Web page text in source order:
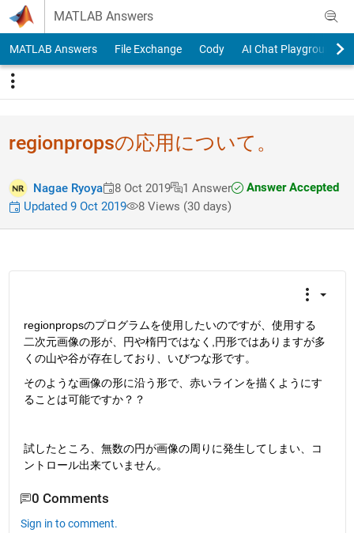
Skip to content
MATLAB Answers
MATLAB Answers File Exchange Cody AI Chat Playground
regionpropsの応用について。
Nagae Ryoya 8 Oct 2019 1 Answer
Answer Accepted
Updated 9 Oct 2019
8 Views (30 days)
regionpropsのプログラムを使用したいのですが、使用する
二次元画像の形が、円や楕円ではなく,円形ではありますが多
くの山や谷が存在しており、いびつな形です。
そのような画像の形に沿う形で、赤いラインを描くようにす
ることは可能ですか？？
試したところ、無数の円が画像の周りに発生してしまい、コ
ントロール出来ていません。
0 Comments
Sign in to comment.